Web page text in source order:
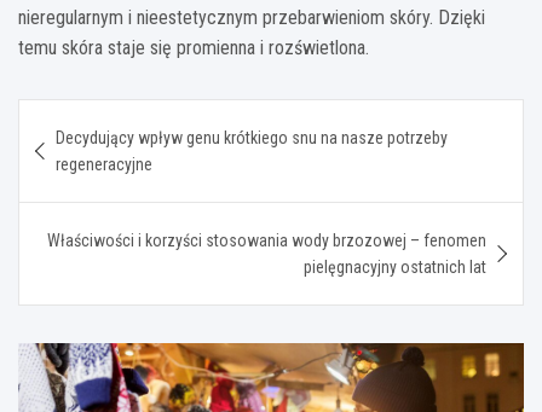
nieregularnym i nieestetycznym przebarwieniom skóry. Dzięki
temu skóra staje się promienna i rozświetlona.
wpisu
Decydujący wpływ genu krótkiego snu na nasze potrzeby
regeneracyjne
Właściwości i korzyści stosowania wody brzozowej – fenomen
pielęgnacyjny ostatnich lat